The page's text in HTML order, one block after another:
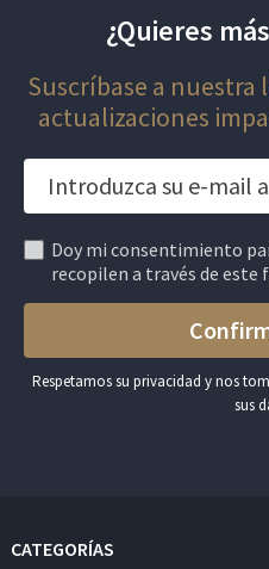
¿Quieres
Suscríbase a nuestra
actualizaciones
Doy mi consentimiento
recopilen a través de este
Respetamos su privacidad y nos
sus
CATEGORÍAS